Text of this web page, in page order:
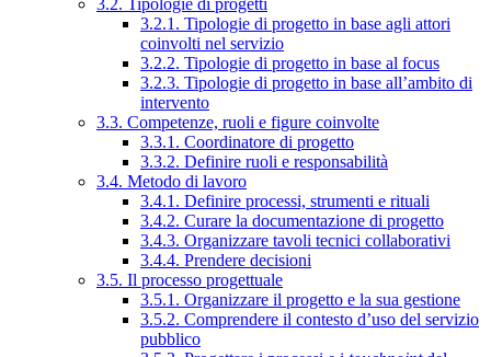
3.2. Tipologie di progetti
3.2.1. Tipologie di progetto in base agli attori
coinvolti nel servizio
3.2.2. Tipologie di progetto in base al focus
3.2.3. Tipologie di progetto in base all’ambito di
intervento
3.3. Competenze, ruoli e figure coinvolte
3.3.1. Coordinatore di progetto
3.3.2. Definire ruoli e responsabilità
3.4. Metodo di lavoro
3.4.1. Definire processi, strumenti e rituali
3.4.2. Curare la documentazione di progetto
3.4.3. Organizzare tavoli tecnici collaborativi
3.4.4. Prendere decisioni
3.5. Il processo progettuale
3.5.1. Organizzare il progetto e la sua gestione
3.5.2. Comprendere il contesto d’uso del servizio
pubblico